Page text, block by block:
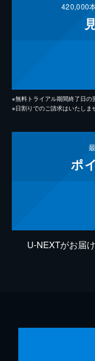
420,000
※無料トライアル期間終了日の
※日割りでのご請求はいたしま
ポ
U-NEXTがお届